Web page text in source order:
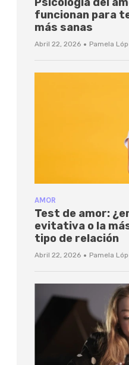
funcionan para
más sanas
Abril 22, 2026 · Pamela
AMOR
Test de amor:
evitativa o la
tipo de relación
Abril 22, 2026 · Pamela